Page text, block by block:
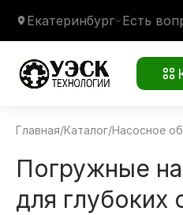
Екатеринбург Есть
Главная/Каталог/Насосное
Погружные
для глубоких